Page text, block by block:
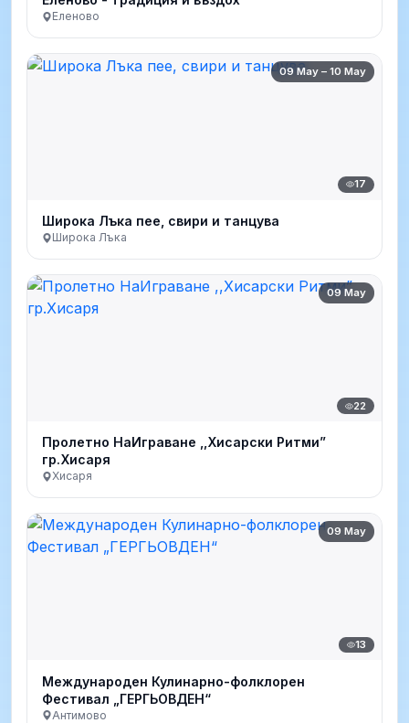
Еленово
09 May – 10 May
17
Широка Лъка пее, свири и танцува
Широка Лъка
09 May
22
Пролетно НаИграване ,,Хисарски Ритми”
гр.Хисаря
Хисаря
09 May
13
Международен Кулинарно-фолклорен
Фестивал „ГЕРГЬОВДЕН“
Антимово